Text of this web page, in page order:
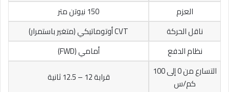
العزم
150 نيوتن متر
ناقل الحركة
CVT أوتوماتيكي (متغير باستمرار)
نظام الدفع
أمامي (FWD)
التسارع من 0 إلى 100
كم/س
قرابة 12 – 12.5 ثانية